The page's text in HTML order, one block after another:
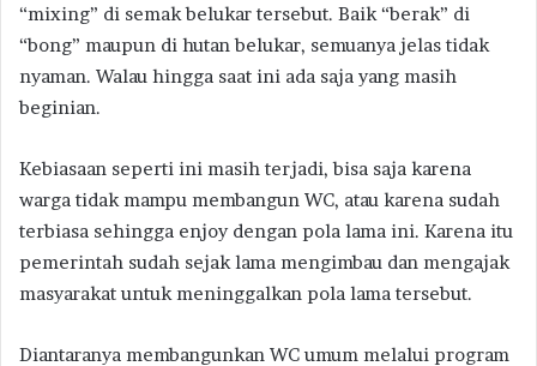
“mixing” di semak belukar tersebut. Baik “berak” di
“bong” maupun di hutan belukar, semuanya jelas tidak
nyaman. Walau hingga saat ini ada saja yang masih
beginian.
Kebiasaan seperti ini masih terjadi, bisa saja karena
warga tidak mampu membangun WC, atau karena sudah
terbiasa sehingga enjoy dengan pola lama ini. Karena itu
pemerintah sudah sejak lama mengimbau dan mengajak
masyarakat untuk meninggalkan pola lama tersebut.
Diantaranya membangunkan WC umum melalui program